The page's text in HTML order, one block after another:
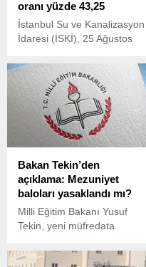
oranı yüzde 43,25
İstanbul Su ve Kanalizasyon
İdaresi (İSKİ), 25 Ağustos
oranlarını açıkladı. Yaz
aylarında yağışların
azalmasıyla birlikte
İstanbul’da su seviyeleri
merak konusu olmaya
devam ediyor.
Bakan Tekin’den
açıklama: Mezuniyet
baloları yasaklandı mı?
Milli Eğitim Bakanı Yusuf
Tekin, yeni müfredata
konuştu. Tekin, Saygı